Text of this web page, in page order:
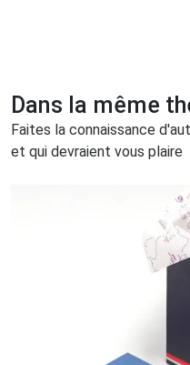
Dans la même
Faites la connaissance
et qui devraient vous plaire